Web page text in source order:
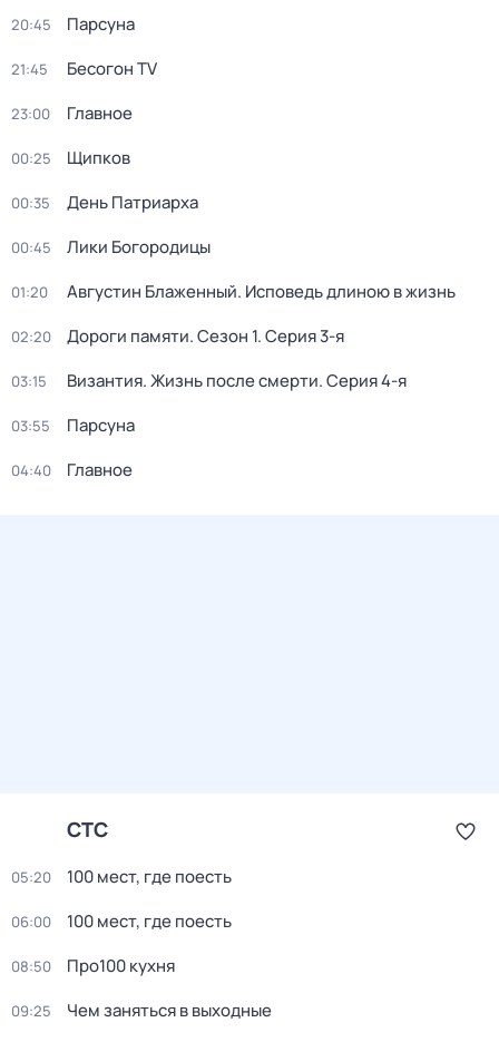
20:45 Парcyна
21:45 Бесогон TV
23:00 Главное
00:25 Щипков
00:35 День Патриарха
00:45 Лики Богородицы
01:20 Августин Блаженный. Исповедь длиною в жизнь
02:20 Дороги памяти. Сезон 1. Серия 3-я
03:15 Византия. Жизнь после смерти. Серия 4-я
03:55 Парcyна
04:40 Главное
СТС
05:20 100 мест, где поесть
06:00 100 мест, где поесть
08:50 Про100 кухня
09:25 Чем заняться в выходные